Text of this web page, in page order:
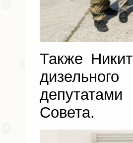
Также
Совета.